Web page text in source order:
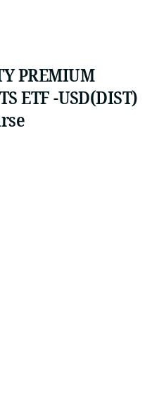
PREMIUM
ETF -USD(DIST)